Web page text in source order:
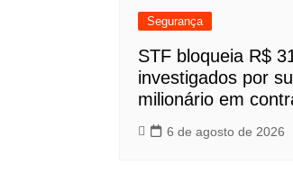
Segurança
STF bloqueia R$
investigados por
milionário em
6 de agosto de 2026